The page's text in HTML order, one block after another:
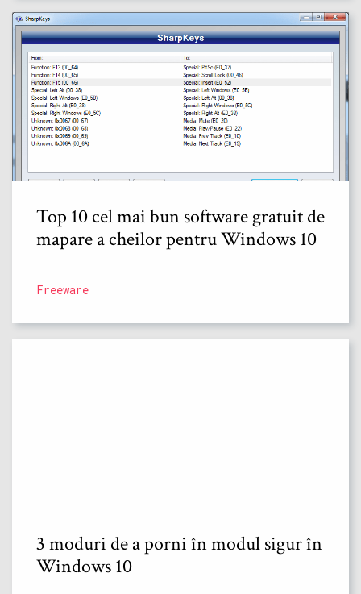
Top 10 cel mai bun software gratuit de
mapare a cheilor pentru Windows 10
Freeware
3 moduri de a porni în modul sigur în
Windows 10